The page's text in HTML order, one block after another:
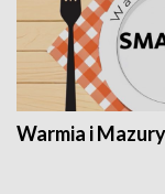
Warmia i